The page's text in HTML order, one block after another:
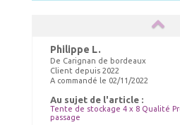
Chauffage tonnelle, chauffage
barnum 10kW
Philippe L.
De Carignan de bordeaux
Client depuis 2022
A commandé le 02/11/2022
Au sujet de l'article :
Tente de stockage 4 x 8 Qualité
passage